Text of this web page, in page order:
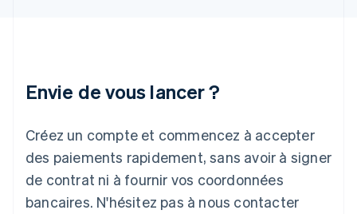
Envie de vous lancer ?
Créez un compte et commencez à accepter
des paiements rapidement, sans avoir à signer
de contrat ni à fournir vos coordonnées
bancaires. N'hésitez pas à nous contacter
Japon
Lettonie
English
Liechtenstein
DeutschEnglish
Lituanie